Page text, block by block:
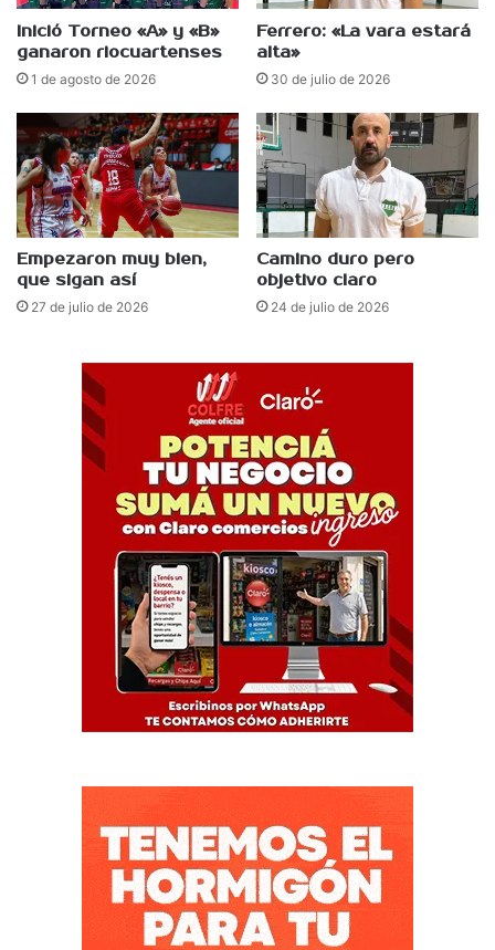
Inició Torneo «A» y «B»
ganaron riocuartenses
1 de agosto de 2026
Ferrero: «La vara estará
alta»
30 de julio de 2026
Empezaron muy bien,
que sigan así
27 de julio de 2026
Camino duro pero
objetivo claro
24 de julio de 2026